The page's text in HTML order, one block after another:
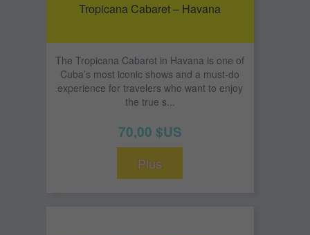
Tropicana Cabaret – Havana
The Tropicana Cabaret in Havana is one of
Cuba’s most iconic shows and a must-do
experience for travelers who want to enjoy
the true s...
70,00 $US
Plus